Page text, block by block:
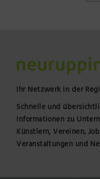
Ihr Netzwerk in der
Schnelle und
Informationen zu
Künstlern, Vereinen,
Veranstaltungen und